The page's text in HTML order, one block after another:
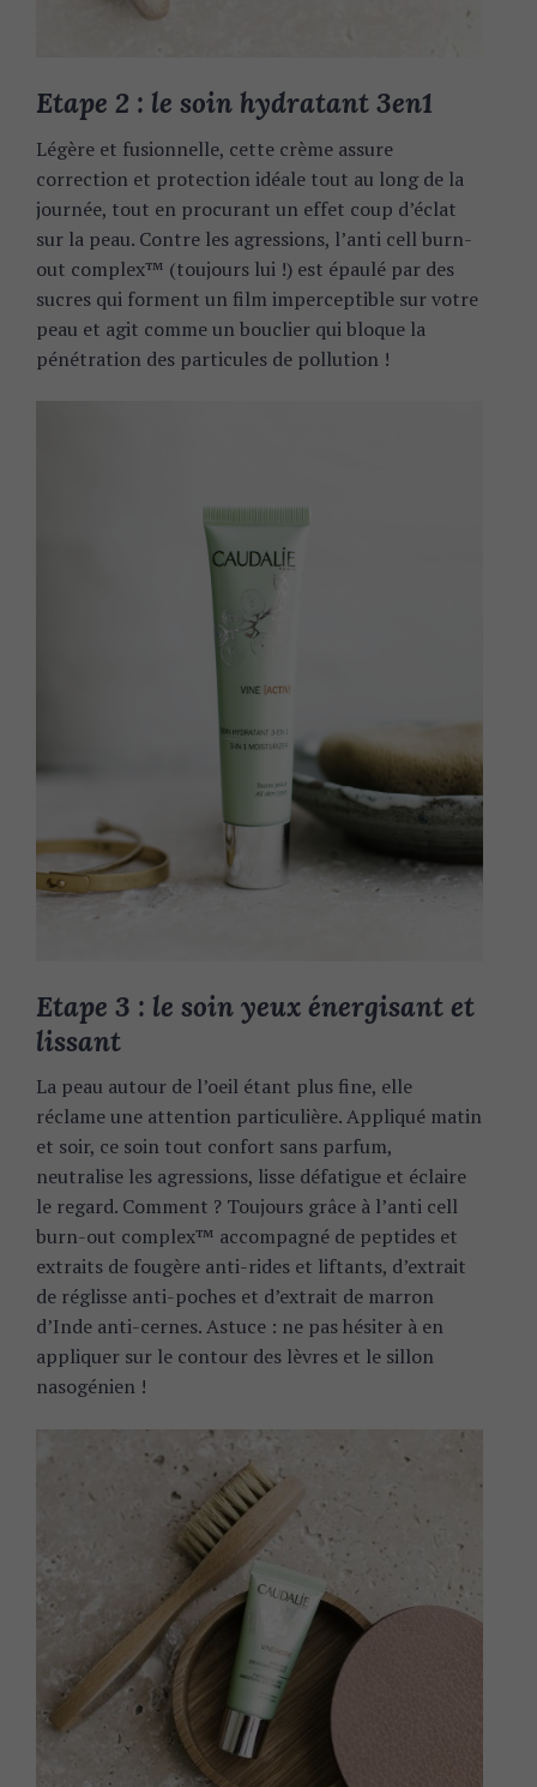
Etape 2 : le soin hydratant 3en1
Légère et fusionnelle, cette crème assure
correction et protection idéale tout au long de la
journée, tout en procurant un effet coup d’éclat
sur la peau. Contre les agressions, l’anti cell burn-
out complex™ (toujours lui !) est épaulé par des
sucres qui forment un film imperceptible sur votre
peau et agit comme un bouclier qui bloque la
pénétration des particules de pollution !
Etape 3 : le soin yeux énergisant et
lissant
La peau autour de l’oeil étant plus fine, elle
réclame une attention particulière. Appliqué matin
et soir, ce soin tout confort sans parfum,
neutralise les agressions, lisse défatigue et éclaire
le regard. Comment ? Toujours grâce à l’anti cell
burn-out complex™ accompagné de peptides et
extraits de fougère anti-rides et liftants, d’extrait
de réglisse anti-poches et d’extrait de marron
d’Inde anti-cernes. Astuce : ne pas hésiter à en
appliquer sur le contour des lèvres et le sillon
nasogénien !